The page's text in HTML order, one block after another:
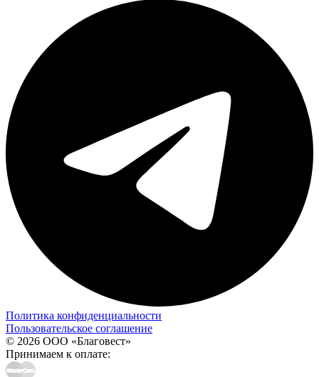
Политика конфиденциальности
Пользовательское соглашение
© 2026 ООО «Благовест»
Принимаем к оплате: